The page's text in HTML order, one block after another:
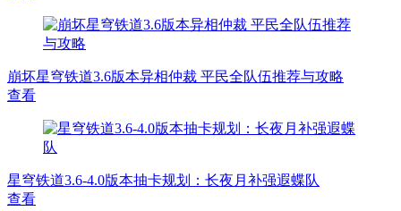
崩坏星穹铁道3.6版本异相仲裁 平民全队伍推荐与攻略
查看
​星穹铁道3.6-4.0版本抽卡规划：长夜月补强遐蝶队
查看